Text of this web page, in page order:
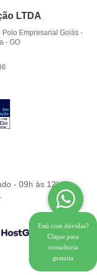
LTDA
Polo Empresarial Goiás -
- GO
- 09h às 12h.
Está com dúvidas?
Clique para
consultoria
gratuita